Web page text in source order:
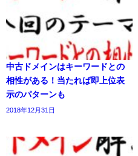
中古ドメインはキーワードとの
相性がある！当たれば即上位表
示のパターンも
2018年12月31日